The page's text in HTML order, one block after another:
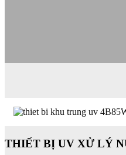
THIẾT BỊ UV XỬ LÝ